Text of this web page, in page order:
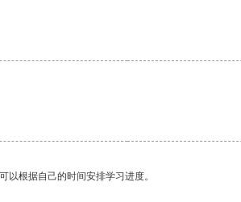
根据自己的时间安排学习进度。